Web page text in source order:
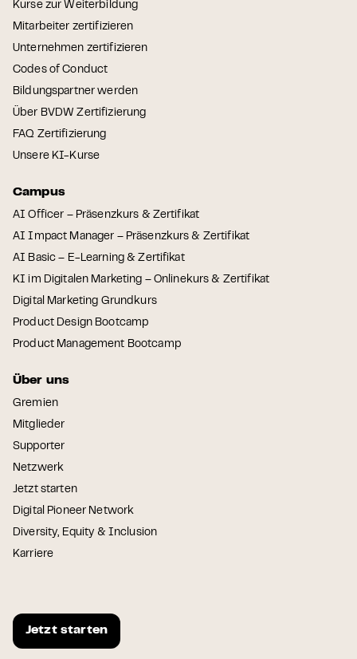
Kurse zur Weiterbildung
Mitarbeiter zertifizieren
Unternehmen zertifizieren
Codes of Conduct
Bildungspartner werden
Über BVDW Zertifizierung
FAQ Zertifizierung
Unsere KI-Kurse
Campus
AI Officer – Präsenzkurs & Zertifikat
AI Impact Manager – Präsenzkurs & Zertifikat
AI Basic – E-Learning & Zertifikat
KI im Digitalen Marketing – Onlinekurs & Zertifikat
Digital Marketing Grundkurs
Product Design Bootcamp
Product Management Bootcamp
Über uns
Gremien
Mitglieder
Supporter
Netzwerk
Jetzt starten
Digital Pioneer Network
Diversity, Equity & Inclusion
Karriere
Jetzt starten